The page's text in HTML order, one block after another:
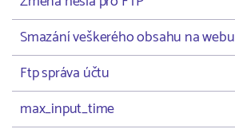
Smazání veškerého obsahu na webu
Ftp správa účtu
max_input_time